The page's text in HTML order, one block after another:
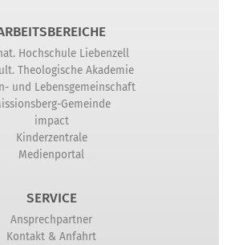
Hochschule Liebenzell
Theologische Akademie
und Lebensgemeinschaft
Gemeinde
impact
Kinderzentrale
Medienportal
SERVICE
Ansprechpartner
Kontakt & Anfahrt